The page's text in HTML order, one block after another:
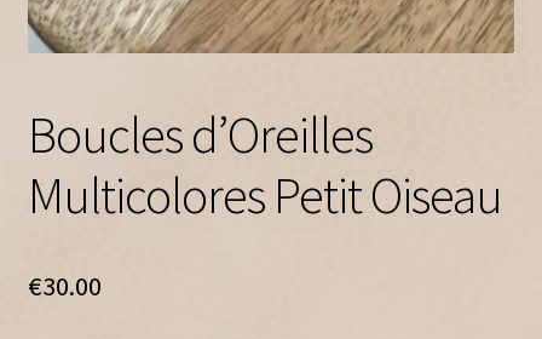
Boucles d’Oreilles
Multicolores Petit Oiseau
€30.00